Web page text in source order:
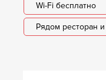
Wi-Fi бесплатно
Рядом ресторан